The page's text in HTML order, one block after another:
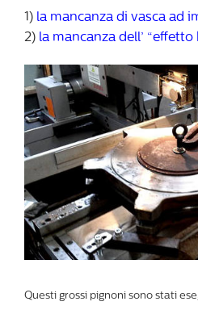
1) la mancanza di vasca ad
2) la mancanza dell’ “effetto
Questi grossi pignoni sono stati